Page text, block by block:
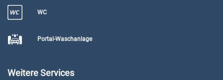
WC
Portal-Waschanlage
Weitere Services